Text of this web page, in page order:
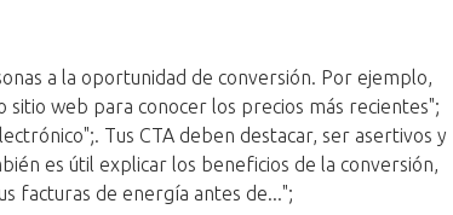
a la oportunidad de conversión. Por ejemplo,
sitio web para conocer los precios más recientes";
Tus CTA deben destacar, ser asertivos y
es útil explicar los beneficios de la conversión,
facturas de energía antes de...";